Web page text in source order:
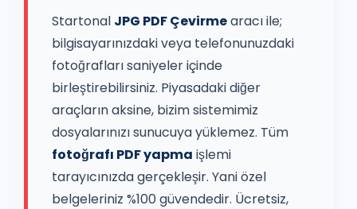
Startonal JPG PDF Çevirmearacı ile;
bilgisayarınızdaki veya telefonunuzdaki
fotoğrafları saniyeler içinde
birleştirebilirsiniz. Piyasadaki diğer
araçların aksine, bizim sistemimiz
dosyalarınızı sunucuya yüklemez. Tüm
fotoğrafı PDF yapma işlemi
tarayıcınızda gerçekleşir. Yani özel
belgeleriniz %100 güvendedir. Ücretsiz,